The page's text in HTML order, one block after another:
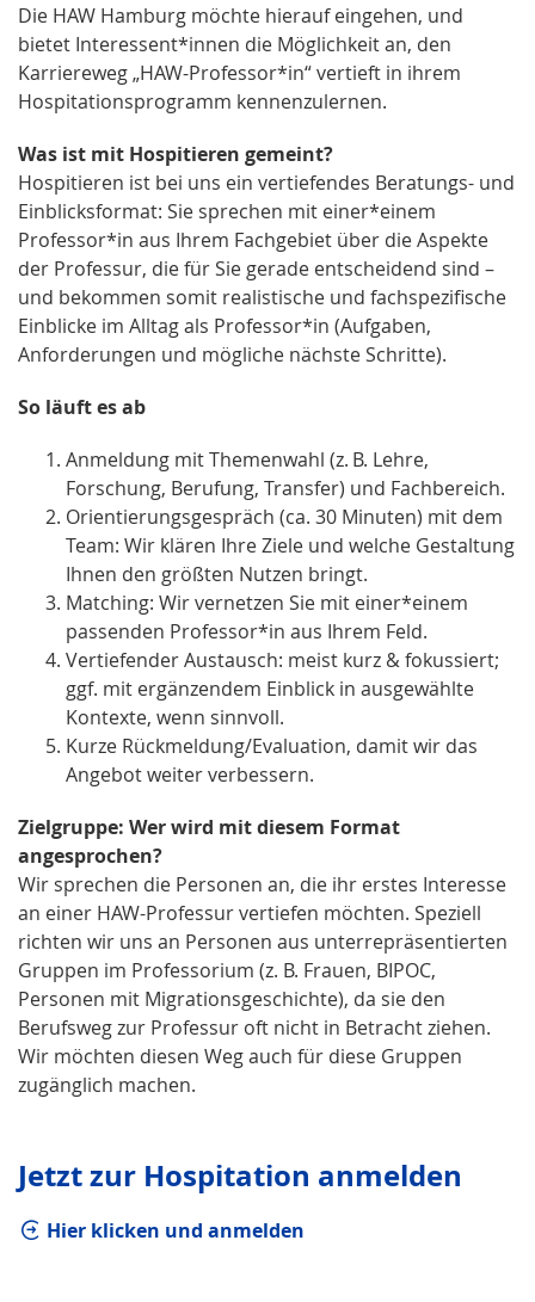
Die HAW Hamburg möchte hierauf eingehen, und
bietet Interessent*innen die Möglichkeit an, den
Karriereweg „HAW-Professor*in“ vertieft in ihrem
Hospitationsprogramm kennenzulernen.
Was ist mit Hospitieren gemeint?
Hospitieren ist bei uns ein vertiefendes Beratungs- und
Einblicksformat: Sie sprechen mit einer*einem
Professor*in aus Ihrem Fachgebiet über die Aspekte
der Professur, die für Sie gerade entscheidend sind –
und bekommen somit realistische und fachspezifische
Einblicke im Alltag als Professor*in (Aufgaben,
Anforderungen und mögliche nächste Schritte).
So läuft es ab
Anmeldung mit Themenwahl (z. B. Lehre,
Forschung, Berufung, Transfer) und Fachbereich.
Orientierungsgespräch (ca. 30 Minuten) mit dem
Team: Wir klären Ihre Ziele und welche Gestaltung
Ihnen den größten Nutzen bringt.
Matching: Wir vernetzen Sie mit einer*einem
passenden Professor*in aus Ihrem Feld.
Vertiefender Austausch: meist kurz & fokussiert;
ggf. mit ergänzendem Einblick in ausgewählte
Kontexte, wenn sinnvoll.
Kurze Rückmeldung/Evaluation, damit wir das
Angebot weiter verbessern.
Zielgruppe: Wer wird mit diesem Format
angesprochen?
Wir sprechen die Personen an, die ihr erstes Interesse
an einer HAW-Professur vertiefen möchten. Speziell
richten wir uns an Personen aus unterrepräsentierten
Gruppen im Professorium (z. B. Frauen, BIPOC,
Personen mit Migrationsgeschichte), da sie den
Berufsweg zur Professur oft nicht in Betracht ziehen.
Wir möchten diesen Weg auch für diese Gruppen
zugänglich machen.
Jetzt zur Hospitation anmelden
Hier klicken und anmelden